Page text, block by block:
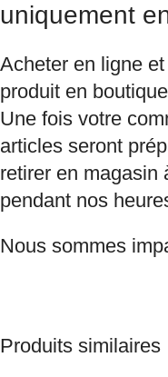
uniquement
Acheter en ligne
produit en
Une fois votre
articles seront
retirer en magasin
pendant nos
Nous sommes
Produits similaires